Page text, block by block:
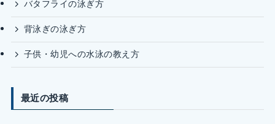
バタフライの泳ぎ方
背泳ぎの泳ぎ方
子供・幼児への水泳の教え方
最近の投稿